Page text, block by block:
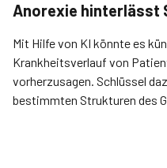
Anorexie hinterlässt
Mit Hilfe von KI könnte es
Krankheitsverlauf von
vorherzusagen. Schlüssel
bestimmten Strukturen des